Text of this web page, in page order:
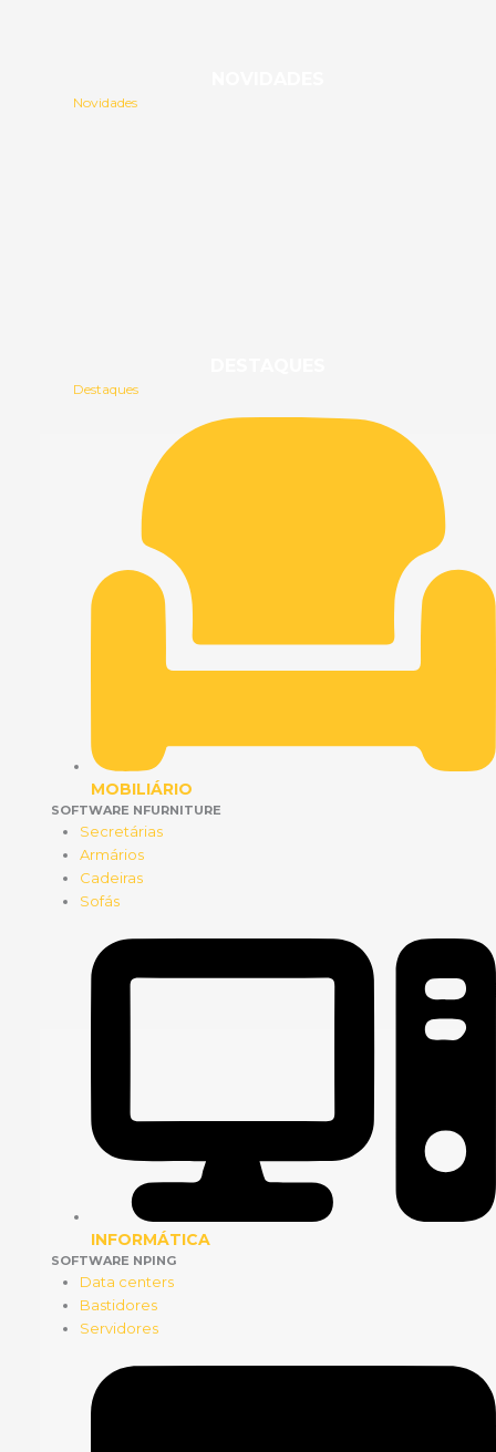
Novidades
Destaques
MOBILIÁRIO
SOFTWARE NFURNITURE
Secretárias
Armários
Cadeiras
Sofás
INFORMÁTICA
SOFTWARE NPING
Data centers
Bastidores
Servidores